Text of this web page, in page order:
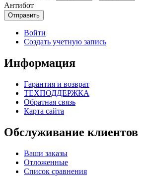
Антибот
Отправить
Войти
Создать учетную запись
Информация
Гарантия и возврат
ТЕХПОДДЕРЖКА
Обратная связь
Карта сайта
Обслуживание клиентов
Ваши заказы
Отложенные
Список сравнения